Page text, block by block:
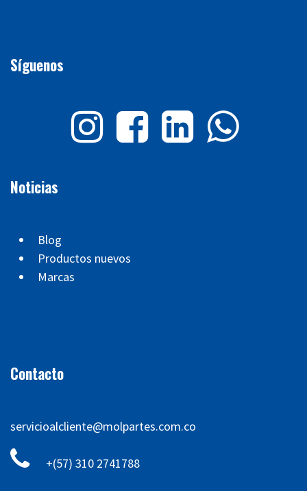
Síguenos
Noticias
Blog
Productos nuevos
Marcas
Contacto
servicioalcliente@molpartes.com.co
+(57) 310 2741788